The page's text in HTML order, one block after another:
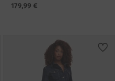
179,99 €